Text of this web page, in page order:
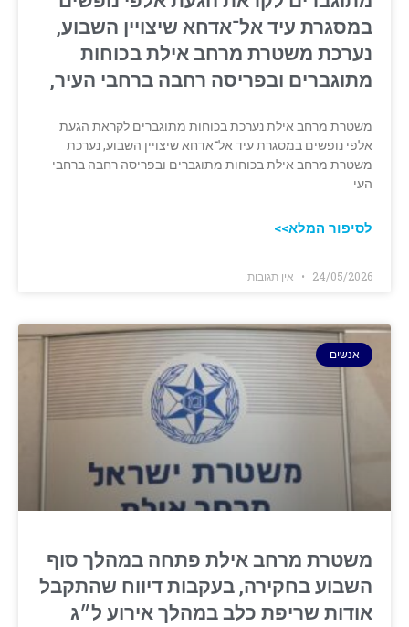
במסגרת עיד אל־אדחא שיצויין השבוע,
נערכת משטרת מרחב אילת בכוחות
מתוגברים ובפריסה רחבה ברחבי העיר,
משטרת מרחב אילת נערכת בכוחות מתוגברים לקראת הגעת
אלפי נופשים במסגרת עיד אל־אדחא שיצויין השבוע, נערכת
משטרת מרחב אילת בכוחות מתוגברים ובפריסה רחבה ברחבי
העי
לסיפור המלא>>
24/05/2026 אין תגובות
אנשים
משטרת מרחב אילת פתחה במהלך סוף
השבוע בחקירה, בעקבות דיווח שהתקבל
אודות שריפת כלב במהלך אירוע ל״ג